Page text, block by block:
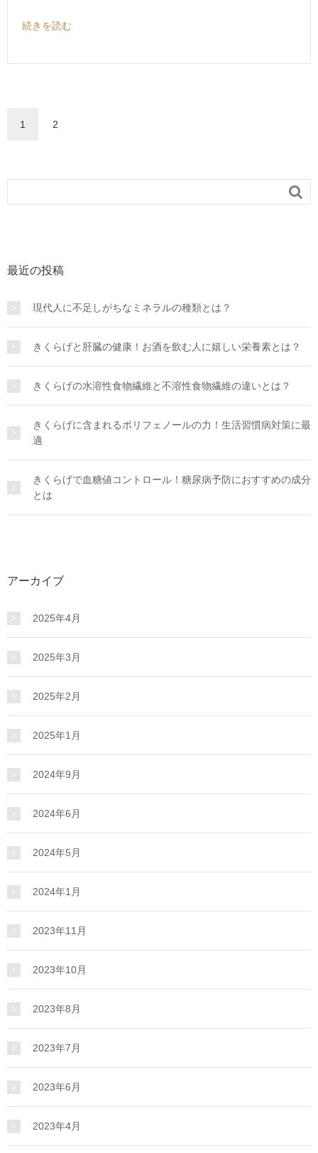
続きを読む
1 2

最近の投稿
現代人に不足しがちなミネラルの種類とは？
きくらげと肝臓の健康！お酒を飲む人に嬉しい栄養素とは？
きくらげの水溶性食物繊維と不溶性食物繊維の違いとは？
きくらげに含まれるポリフェノールの力！生活習慣病対策に最
適
きくらげで血糖値コントロール！糖尿病予防におすすめの成分
とは
アーカイブ
2025年4月
2025年3月
2025年2月
2025年1月
2024年9月
2024年6月
2024年5月
2024年1月
2023年11月
2023年10月
2023年8月
2023年7月
2023年6月
2023年4月